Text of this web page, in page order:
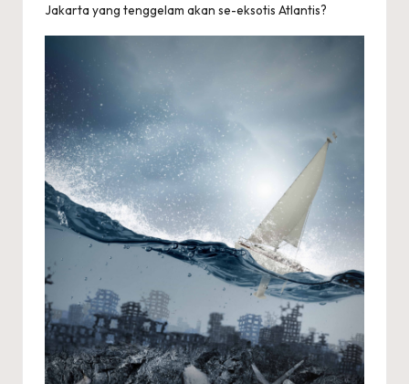
Jakarta yang tenggelam akan se-eksotis Atlantis?